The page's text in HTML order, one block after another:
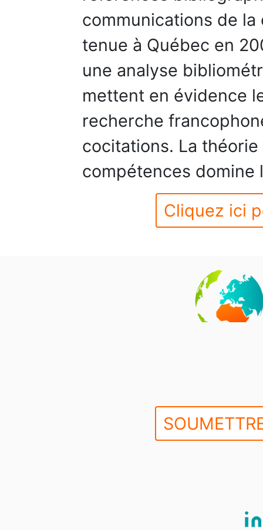
communications de la
tenue à Québec en
une analyse
mettent en évidence
recherche
cocitations. La
compétences domine
Cliquez ici